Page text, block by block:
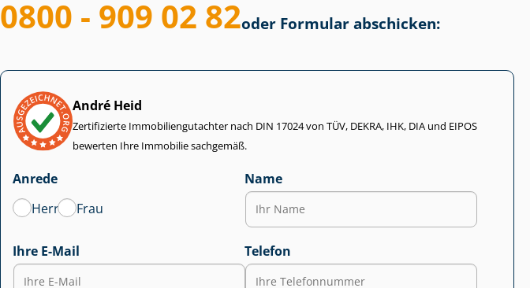
0800 - 909 02 82oder Formular abschicken:
André Heid
Zertifizierte Im­mo­bi­li­en­gut­ach­ter nach DIN 17024 von TÜV, DEKRA, IHK, DIA und EIPOS
bewerten Ihre Immobilie sachgemäß.
Anrede
Herr
Frau
Name
Ihre E-Mail Telefon